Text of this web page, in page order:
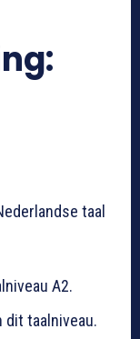
taal
A2.
taalniveau.